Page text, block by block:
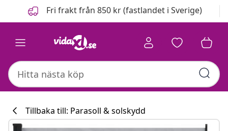
FöregåendeFri frakt från 850 kr (fastlandet i Sverige)
Tillbaka till: Parasoll & solskydd